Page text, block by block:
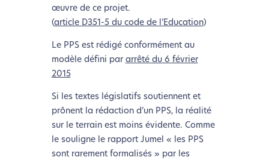
œuvre de ce projet.
(article D351-5 du code de l’Education)
Le PPS est rédigé conformément au
modèle défini par arrêté du 6 février
2015
Si les textes législatifs soutiennent et
prônent la rédaction d’un PPS, la réalité
sur le terrain est moins évidente. Comme
le souligne le rapport Jumel « les PPS
sont rarement formalisés » par les